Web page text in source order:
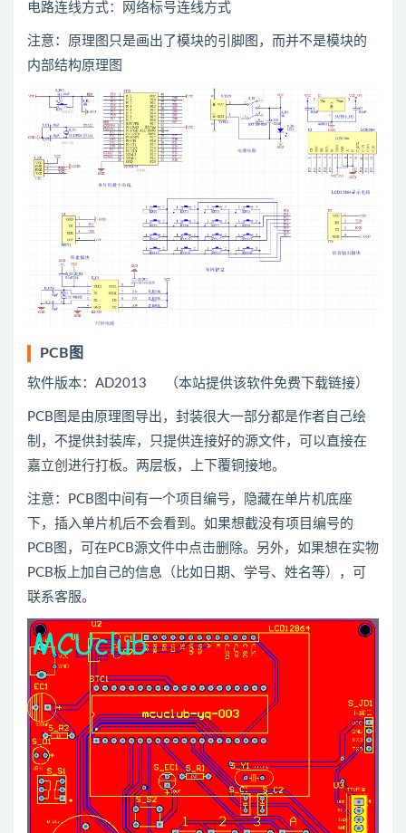
电路连线方式：网络标号连线方式
注意：原理图只是画出了模块的引脚图，而并不是模块的
内部结构原理图
PCB图
软件版本：AD2013 （本站提供该软件免费下载链接）
PCB图是由原理图导出，封装很大一部分都是作者自己绘
制，不提供封装库，只提供连接好的源文件，可以直接在
嘉立创进行打板。两层板，上下覆铜接地。
注意：PCB图中间有一个项目编号，隐藏在单片机底座
下，插入单片机后不会看到。如果想截没有项目编号的
PCB图，可在PCB源文件中点击删除。另外，如果想在实物
PCB板上加自己的信息（比如日期、学号、姓名等），可
联系客服。